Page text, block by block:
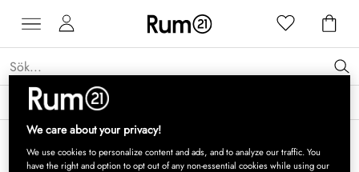
Få 15 % rabatt på Grythyttan Stålmöbler* →
We care about your privacy!
We use cookies to personalize content and ads, and to analyze our traffic. You
have the right and option to opt out of any non-essential cookies while using our